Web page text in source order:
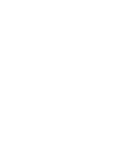
Sanlúcar arranca este
181 edición de la competición hípica más
activo donde aficionados y